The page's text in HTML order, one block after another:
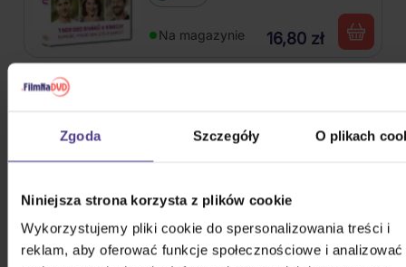
Zgoda Szczegóły O plikach
Niniejsza strona korzysta z plików cookie
Wykorzystujemy pliki cookie do spersonalizowania treści i
reklam, aby oferować funkcje społecznościowe i analizować
Na magazynie 16,80 zł
Na magazynie 48,80 zł
POKAŻ WSZYSTKIE